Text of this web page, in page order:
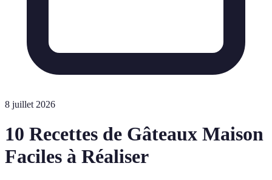
8 juillet 2026
10 Recettes de Gâteaux Maison
Faciles à Réaliser